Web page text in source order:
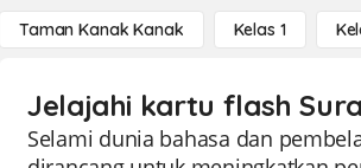
Taman Kanak Kanak Kelas 1
Jelajahi kartu flash
Selami dunia bahasa dan